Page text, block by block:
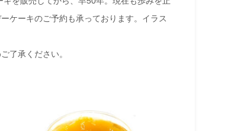
ケーキのご予約も承っております。イラス
了承ください。